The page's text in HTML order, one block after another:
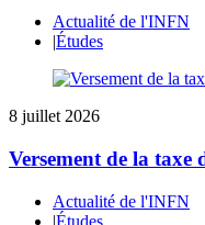
Actualité de l'INFN
|Études
8 juillet 2026
Versement de la taxe
Actualité de l'INFN
|Études